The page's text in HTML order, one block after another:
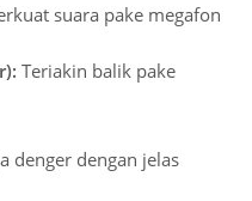
suara pake megafon
Teriakin balik pake
denger dengan jelas